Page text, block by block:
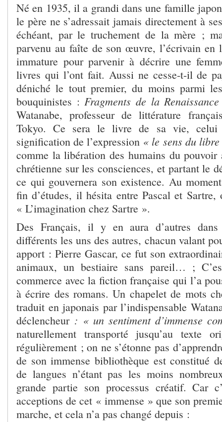
Né en 1935, il a grandi dans une famille
le père ne s’adressait jamais directement à
échéant, par le truchement de la mère ;
parvenu au faîte de son œuvre, l’écrivain en
immature pour parvenir à décrire une
livres qui l’ont fait. Aussi ne cesse-t-il de
déniché le tout premier, du moins parmi
bouquinistes :Fragments de la
Watanabe, professeur de littérature
Tokyo. Ce sera le livre de sa vie,
signification de l’expression « le sens du
comme la libération des humains du
chrétienne sur les consciences, et partant le
ce qui gouvernera son existence. Au
fin d’études, il hésita entre Pascal et Sartre,
« L’imagination chez Sartre ».
Des Français, il y en aura d’autres
différents les uns des autres, chacun valant
apport : Pierre Gascar, ce fut son
animaux, un bestiaire sans pareil… ;
commerce avec la fiction française qui l’a
à écrire des romans. Un chapelet de mots
traduit en japonais par l’indispensable
déclencheur : « un sentiment d’immense
naturellement transporté jusqu’au texte
régulièrement ; on ne s’étonne pas
de son immense bibliothèque est constitué
de langues n’étant pas les moins
grande partie son processus créatif. Car
acceptions de cet « immense » que son
marche, et cela n’a pas changé depuis :